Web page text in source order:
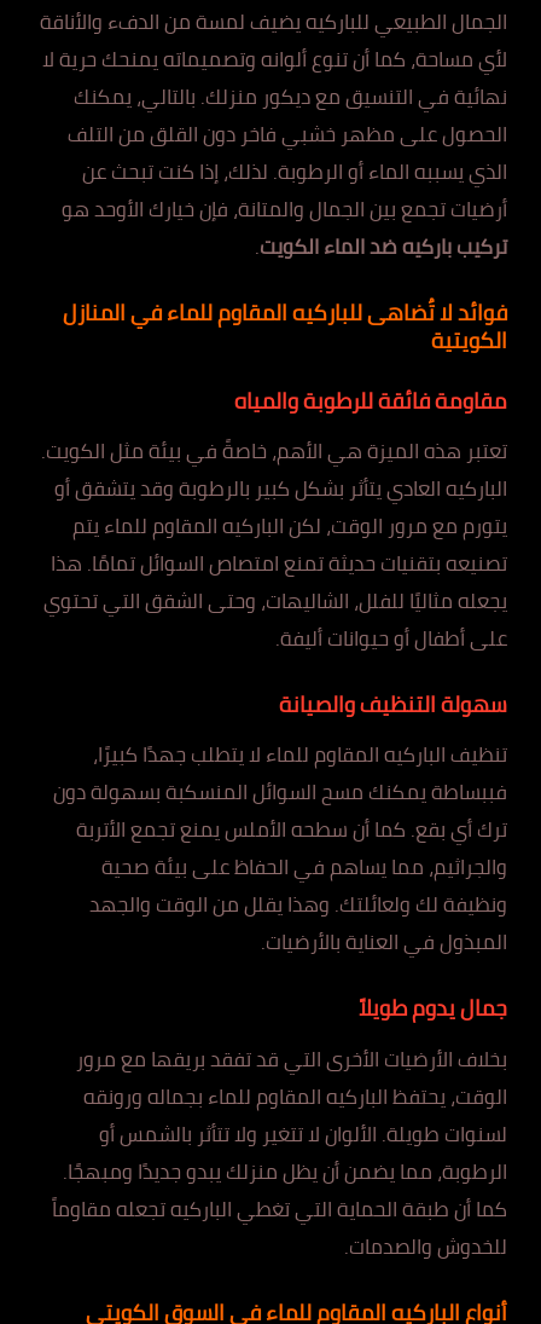
الجمال الطبيعي للباركيه يضيف لمسة من الدفء والأناقة
لأي مساحة، كما أن تنوع ألوانه وتصميماته يمنحك حرية لا
نهائية في التنسيق مع ديكور منزلك. بالتالي، يمكنك
الحصول على مظهر خشبي فاخر دون القلق من التلف
الذي يسببه الماء أو الرطوبة. لذلك، إذا كنت تبحث عن
أرضيات تجمع بين الجمال والمتانة، فإن خيارك الأوحد هو
تركيب باركيه ضد الماء الكويت.
فوائد لا تُضاهى للباركيه المقاوم للماء في المنازل
الكويتية
مقاومة فائقة للرطوبة والمياه
تعتبر هذه الميزة هي الأهم، خاصةً في بيئة مثل الكويت.
الباركيه العادي يتأثر بشكل كبير بالرطوبة وقد يتشقق أو
يتورم مع مرور الوقت، لكن الباركيه المقاوم للماء يتم
تصنيعه بتقنيات حديثة تمنع امتصاص السوائل تمامًا. هذا
يجعله مثاليًا للفلل، الشاليهات، وحتى الشقق التي تحتوي
على أطفال أو حيوانات أليفة.
سهولة التنظيف والصيانة
تنظيف الباركيه المقاوم للماء لا يتطلب جهدًا كبيرًا،
فببساطة يمكنك مسح السوائل المنسكبة بسهولة دون
ترك أي بقع. كما أن سطحه الأملس يمنع تجمع الأتربة
والجراثيم، مما يساهم في الحفاظ على بيئة صحية
ونظيفة لك ولعائلتك. وهذا يقلل من الوقت والجهد
المبذول في العناية بالأرضيات.
جمال يدوم طويلاً
بخلاف الأرضيات الأخرى التي قد تفقد بريقها مع مرور
الوقت، يحتفظ الباركيه المقاوم للماء بجماله ورونقه
لسنوات طويلة. الألوان لا تتغير ولا تتأثر بالشمس أو
الرطوبة، مما يضمن أن يظل منزلك يبدو جديدًا ومبهجًا.
كما أن طبقة الحماية التي تغطي الباركيه تجعله مقاوماً
للخدوش والصدمات.
أنواع الباركيه المقاوم للماء في السوق الكويتي